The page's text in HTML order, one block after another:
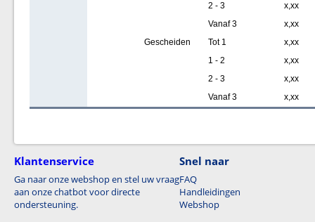
2 - 3
x,xx
Vanaf 3
x,xx
Gescheiden
Tot 1
x,xx
1 - 2
x,xx
2 - 3
x,xx
Vanaf 3
x,xx
Klantenservice
Ga naar onze webshop en stel uw vraag
aan onze chatbot voor directe
ondersteuning.
Snel naar
FAQ
Handleidingen
Webshop